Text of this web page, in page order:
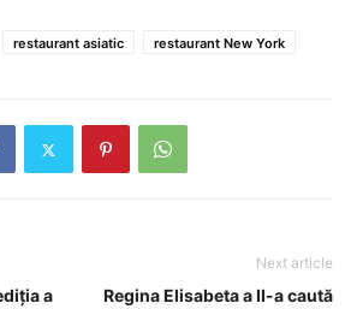
restaurant asiatic restaurant New York
a
Next article
Regina Elisabeta a II-a caută